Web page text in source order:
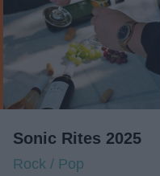
Sonic Rites 2025
Rock / Pop